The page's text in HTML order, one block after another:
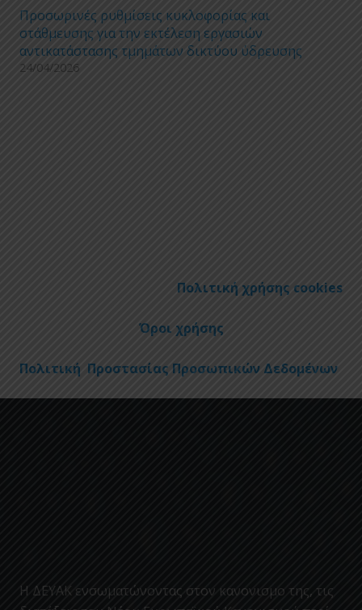
Προσωρινές ρυθμίσεις κυκλοφορίας και
στάθμευσης για την εκτέλεση εργασιών
αντικατάστασης τμημάτων δικτύου ύδρευσης
24/04/2026
Πολιτική χρήσης cookies
Όροι χρήσης
Πολιτική Προστασίας Προσωπικών Δεδομένων
Η ΔΕΥΑΚ ενσωματώνοντας στον κανονισμο της, τις